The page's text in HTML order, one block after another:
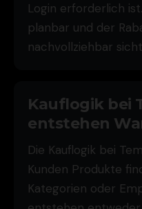
Login erforderlich
planbar und der
nachvollziehbar
Kauflogik bei
entstehen
Die Kauflogik bei
Kunden Produkte
Kategorien oder